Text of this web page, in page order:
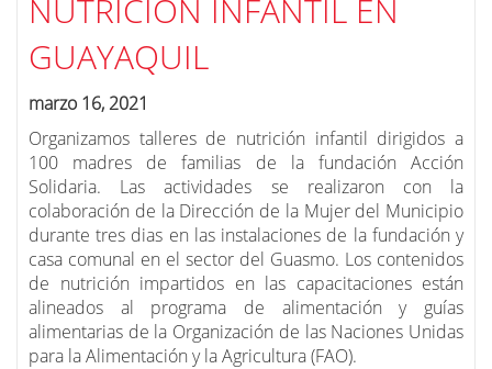
NUTRICIÓN INFANTIL EN
GUAYAQUIL
marzo 16, 2021
Organizamos talleres de nutrición infantil dirigidos a
100 madres de familias de la fundación Acción
Solidaria. Las actividades se realizaron con la
colaboración de la Dirección de la Mujer del Municipio
durante tres dias en las instalaciones de la fundación y
casa comunal en el sector del Guasmo. Los contenidos
de nutrición impartidos en las capacitaciones están
alineados al programa de alimentación y guías
alimentarias de la Organización de las Naciones Unidas
para la Alimentación y la Agricultura (FAO).